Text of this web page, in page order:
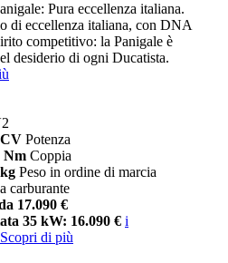
Pura eccellenza italiana.
di eccellenza italiana, con DNA
competitivo: la Panigale è
desiderio di ogni Ducatista.
Potenza
Nm Coppia
Peso in ordine di marcia
carburante
17.090 €
35 kW: 16.090 € i
Scopri di più